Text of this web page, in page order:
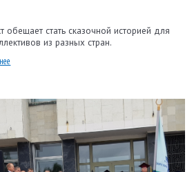
обещает стать сказочной историей для
из разных стран.